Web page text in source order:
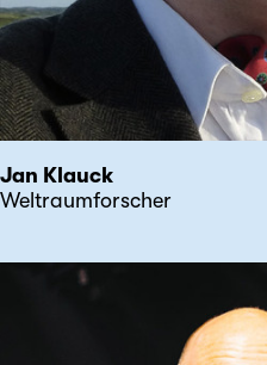
Jan Klauck
Weltraumforscher